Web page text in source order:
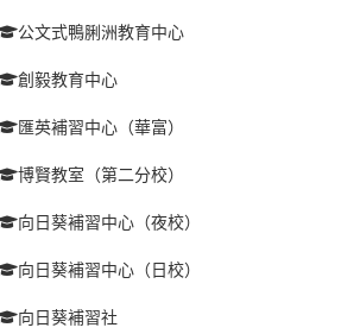
公文式鴨脷洲教育中心
創毅教育中心
匯英補習中心（華富）
博賢教室（第二分校）
向日葵補習中心（夜校）
向日葵補習中心（日校）
向日葵補習社